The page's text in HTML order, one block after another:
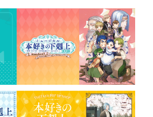
高さ約92mm 容量約